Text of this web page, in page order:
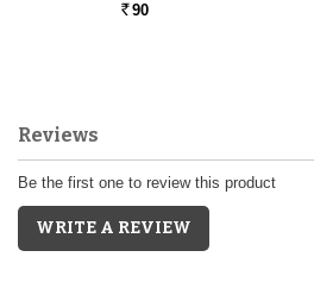
Rs. 90
Reviews
Be the first one to review this product
WRITE A REVIEW